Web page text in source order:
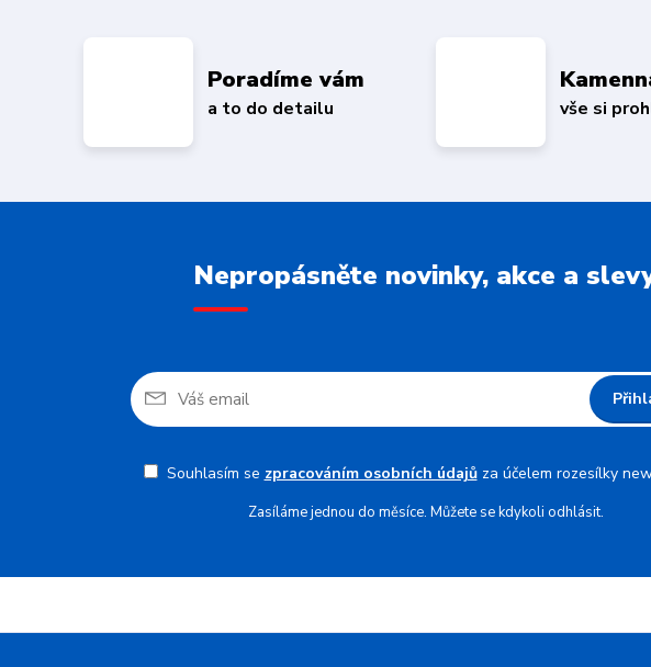
Poradíme vám
a to do detailu vše si
Nepropásněte novinky, akce a
Souhlasím se zpracováním osobních údajůza účelem rozesílky
Zasíláme jednou do měsíce. Můžete se kdykoli odhlásit.